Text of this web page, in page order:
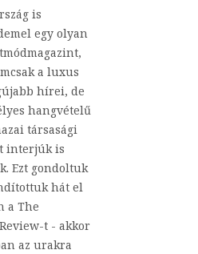
is
egy olyan
a luxus
hírei, de
hangvételű
társasági
interjúk is
Ezt gondoltuk
hát el
a The
t - akkor
az urakra